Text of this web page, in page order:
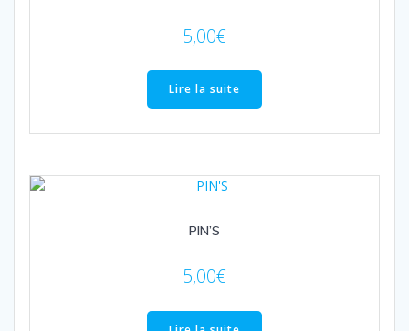
5,00€
Lire la suite
PIN’S
5,00€